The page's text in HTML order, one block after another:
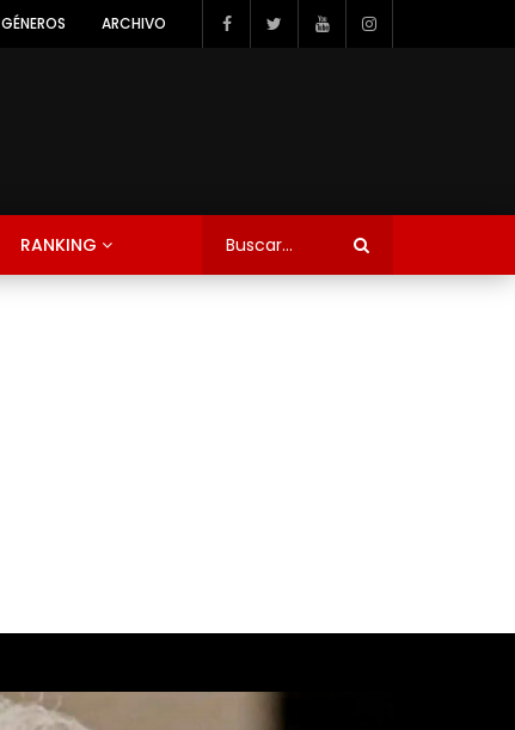
GÉNEROS ARCHIVO
RANKING